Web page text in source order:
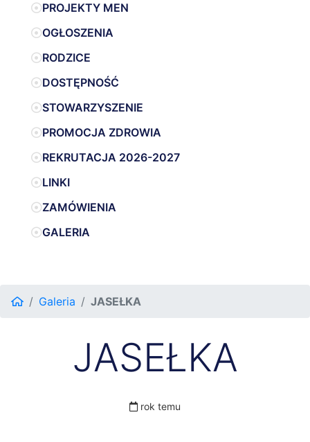
PROJEKTY MEN
OGŁOSZENIA
RODZICE
DOSTĘPNOŚĆ
STOWARZYSZENIE
PROMOCJA ZDROWIA
REKRUTACJA 2026-2027
LINKI
ZAMÓWIENIA
GALERIA
Galeria JASEŁKA
JASEŁKA
rok temu